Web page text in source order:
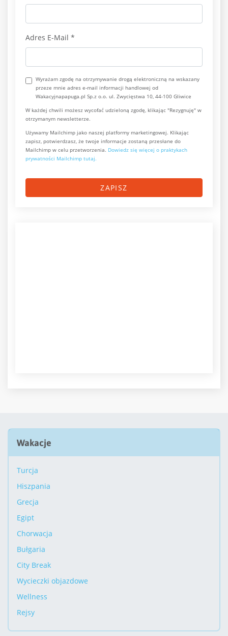
Adres E-Mail *
Wyrażam zgodę na otrzymywanie drogą elektroniczną na wskazany
przeze mnie adres e-mail informacji handlowej od
Wakacyjnapapuga.pl Sp.z o.o. ul. Zwycięstwa 10, 44-100 Gliwice
W każdej chwili możesz wycofać udzieloną zgodę, klikając "Rezygnuję" w
otrzymanym newsletterze.
Używamy Mailchimp jako naszej platformy marketingowej. Klikając
zapisz, potwierdzasz, że twoje informacje zostaną przesłane do
Mailchimp w celu przetworzenia. Dowiedz się więcej o praktykach
prywatności Mailchimp tutaj.
ZAPISZ
Wakacje
Turcja
Hiszpania
Grecja
Egipt
Chorwacja
Bułgaria
City Break
Wycieczki objazdowe
Wellness
Rejsy